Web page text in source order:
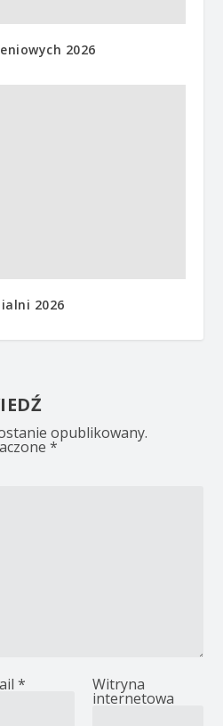
2026
2026
opublikowany.
*
* Witryna
internetowa